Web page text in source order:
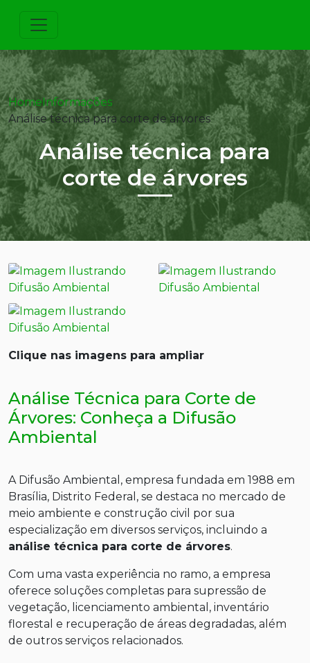
HomeInformações
Análise técnica para corte de árvores
Análise técnica para
corte de árvores
Clique nas imagens para ampliar
Análise Técnica para Corte de
Árvores: Conheça a Difusão
Ambiental
A Difusão Ambiental, empresa fundada em 1988 em
Brasília, Distrito Federal, se destaca no mercado de
meio ambiente e construção civil por sua
especialização em diversos serviços, incluindo a
análise técnica para corte de árvores.
Com uma vasta experiência no ramo, a empresa
oferece soluções completas para supressão de
vegetação, licenciamento ambiental, inventário
florestal e recuperação de áreas degradadas, além
de outros serviços relacionados.